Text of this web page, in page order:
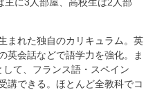
に3人部屋、高校生は2人部
まれた独自のカリキュラム。英
英会話などで語学力を強化。ま
て、フランス語・スペイン
講できる。ほとんど全教科でコ